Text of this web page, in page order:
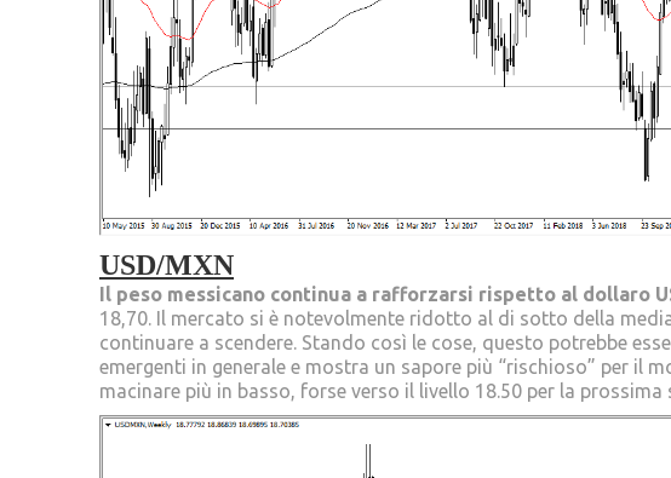
USD/MXN
Il peso messicano continua a rafforzarsi rispetto al dollaro
18,70. Il mercato si è notevolmente ridotto al di sotto della
continuare a scendere. Stando così le cose, questo potrebbe
emergenti in generale e mostra un sapore più “rischioso” per il
macinare più in basso, forse verso il livello 18.50 per la prossima